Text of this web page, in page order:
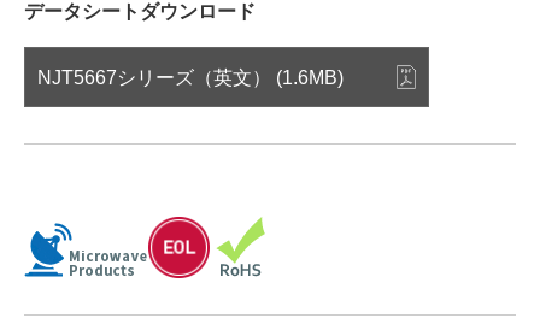
データシートダウンロード
NJT5667シリーズ（英文） (1.6MB)